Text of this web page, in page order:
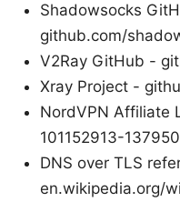
Shadowsocks
github.com/
V2Ray GitHub -
Xray Project -
NordVPN Affiliate
101152913-
DNS over TLS
en.wikipedia.org/